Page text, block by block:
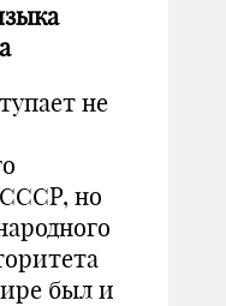
не
но
был и